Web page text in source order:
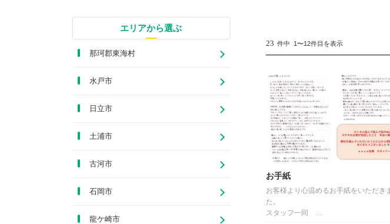
23 件中 1〜12件目を表示
お手紙
お客様より心温めるお手紙をいただき
た。
スタッフ一同 …
エリアから選ぶ
那珂郡東海村
水戸市
日立市
土浦市
古河市
石岡市
龍ケ崎市